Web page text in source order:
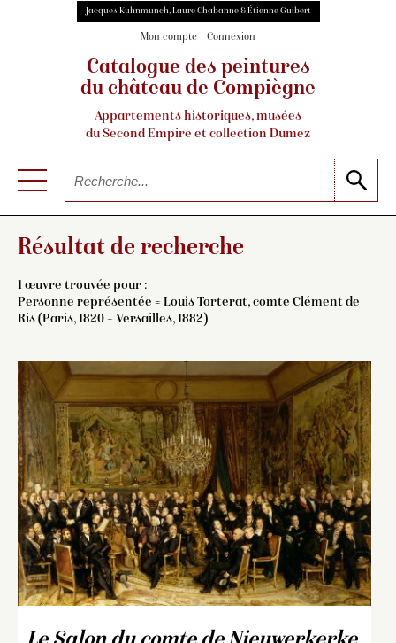
Jacques Kuhnmunch, Laure Chabanne & Étienne Guibert
Mon compte Connexion
Catalogue des peintures
du château de Compiègne
Appartements historiques, musées
du Second Empire et collection Dumez
Résultat de recherche
1 œuvre trouvée pour :
Personne représentée = Louis Torterat, comte Clément de
Ris (Paris, 1820 – Versailles, 1882)